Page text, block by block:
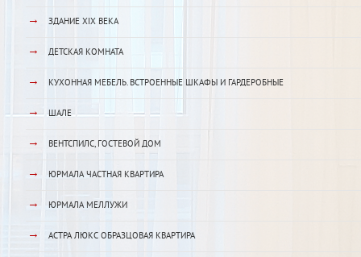
→ ЗДАНИЕ XIX ВЕКА
→ ДЕТСКАЯ КОМНАТА
→ КУХОННАЯ МЕБЕЛЬ. ВСТРОЕННЫЕ ШКАФЫ И ГАРДЕРОБНЫЕ
→ ШАЛЕ
→ ВЕНТСПИЛС, ГОСТЕВОЙ ДОМ
→ ЮРМАЛА ЧАСТНАЯ КВАРТИРА
→ ЮРМАЛА МЕЛЛУЖИ
→ АСТРА ЛЮКС ОБРАЗЦОВАЯ КВАРТИРА